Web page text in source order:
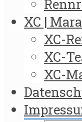
XC |
XC-
XC-
XC-